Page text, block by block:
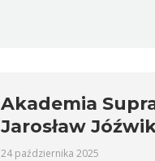
Akademia
Jarosław
24 października 2025